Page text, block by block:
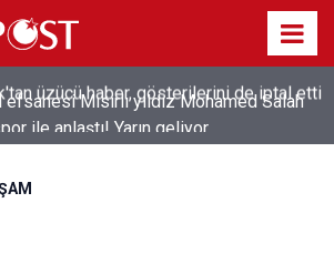
Mısırlı yıldız Mohamed Salah
ile anlaştı! Yarın geliyor